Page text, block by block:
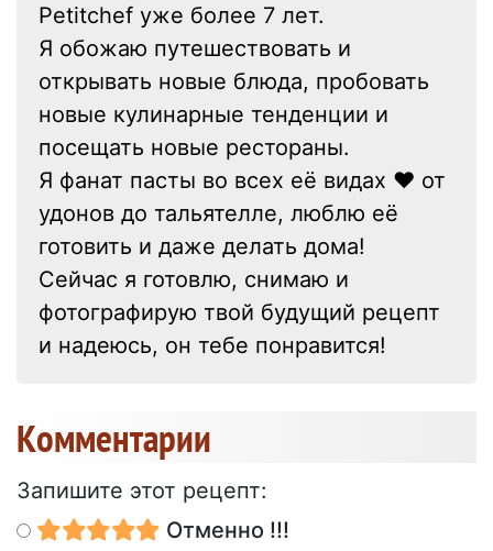
Petitchef уже более 7 лет.
Я обожаю путешествовать и
открывать новые блюда, пробовать
новые кулинарные тенденции и
посещать новые рестораны.
Я фанат пасты во всех её видах ❤ от
удонов до тальятелле, люблю её
готовить и даже делать дома!
Сейчас я готовлю, снимаю и
фотографирую твой будущий рецепт
и надеюсь, он тебе понравится!
Kомментарии
Запишите этот рецепт:
Отменно !!!